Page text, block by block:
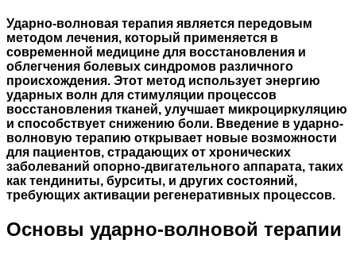
Ударно-волновая терапия является передовым
методом лечения, который применяется в
современной медицине для восстановления и
облегчения болевых синдромов различного
происхождения. Этот метод использует энергию
ударных волн для стимуляции процессов
восстановления тканей, улучшает микроциркуляцию
и способствует снижению боли. Введение в ударно-
волновую терапию открывает новые возможности
для пациентов, страдающих от хронических
заболеваний опорно-двигательного аппарата, таких
как тендиниты, бурситы, и других состояний,
требующих активации регенеративных процессов.
Основы ударно-волновой терапии